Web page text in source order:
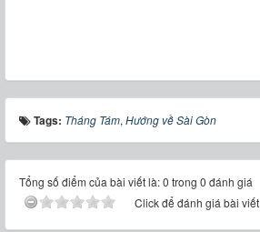
Tags: Tháng Tám, Hướng về Sài Gòn
Tổng số điểm của bài viết là: 0 trong 0 đánh giá
Click để đánh giá bài viết